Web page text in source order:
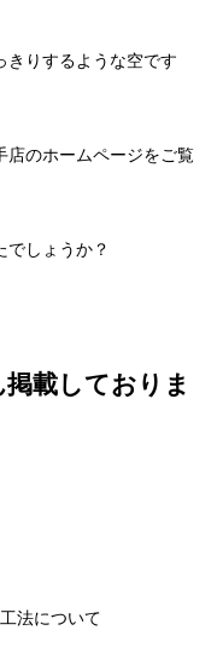
きりするような空です
のホームページをご覧
でしょうか？
載しておりま
法について